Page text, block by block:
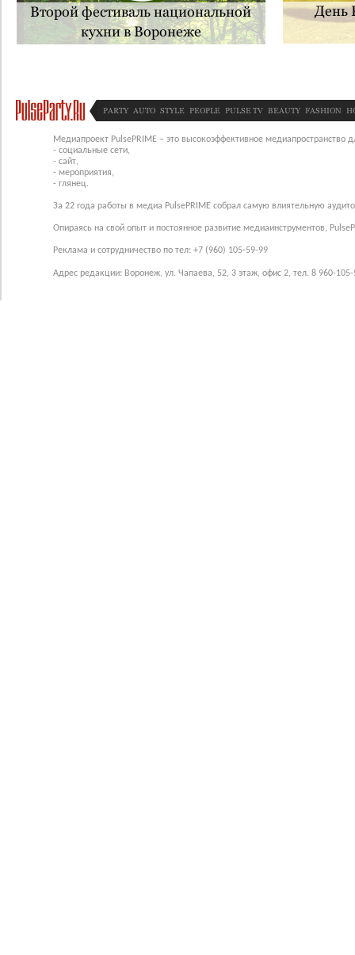
Второй фестиваль национальной
кухни в Воронеже
День
PARTY AUTO STYLE PEOPLE PULSE TV BEAUTY FASHION
Медиапроект PulsePRIME – это высокоэффективное медиапространство
- социальные сети,
- сайт,
- мероприятия,
- глянец.
За 22 года работы в медиа PulsePRIME собрал самую влиятельную
Опираясь на свой опыт и постоянное развитие медиаинструментов,
Реклама и сотрудничество по тел: +7 (960) 105-59-99
Адрес редакции: Воронеж, ул. Чапаева, 52, 3 этаж, офис 2, тел. 8 960-